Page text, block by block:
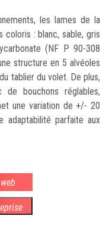
les lames de la
coloris : blanc, sable, gris
(NF P 90-308
structure en 5 alvéoles
tablier du volet. De plus,
bouchons réglables,
une variation de +/- 20
adaptabilité parfaite aux